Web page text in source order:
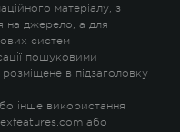
матеріалу, з
на джерело, а для
систем
пошуковими
в підзаголовку
інше використання
або